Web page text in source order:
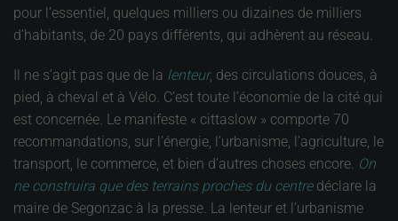
pour l’essentiel, quelques milliers ou dizaines de milliers
d’habitants, de 20 pays différents, qui adhèrent au réseau.
Il ne s’agit pas que de la lenteur, des circulations douces, à
pied, à cheval et à Vélo. C’est toute l’économie de la cité qui
est concernée. Le manifeste « cittaslow » comporte 70
recommandations, sur l’énergie, l’urbanisme, l’agriculture, le
transport, le commerce, et bien d’autres choses encore. On
ne construira que des terrains proches du centredéclare la
maire de Segonzac à la presse. La lenteur et l’urbanisme